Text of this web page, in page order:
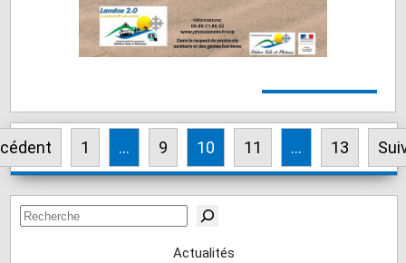
Pagination
des
publications
1 … 9 10 11 … 13
Rechercher
Actualités